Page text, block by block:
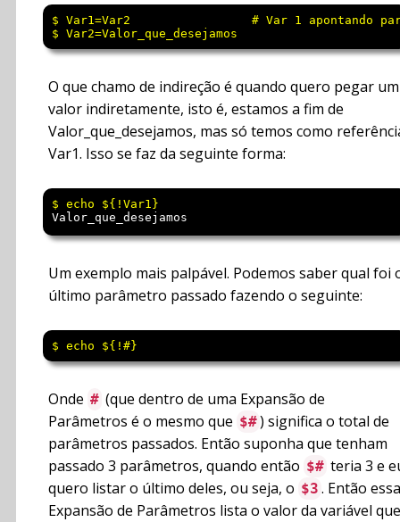
$ Var1=Var2                 # Var 1 apontando
O que chamo de indireção é quando quero pegar um
valor indiretamente, isto é, estamos a fim de
Valor_que_desejamos, mas só temos como
Var1. Isso se faz da seguinte forma:
Valor_que_desejamos
Um exemplo mais palpável. Podemos saber qual foi
último parâmetro passado fazendo o seguinte:
$ echo ${!#}
Onde # (que dentro de uma Expansão de
Parâmetros é o mesmo que $#) significa o total de
parâmetros passados. Então suponha que tenham
passado 3 parâmetros, quando então $# teria 3 e
quero listar o último deles, ou seja, o $3 . Então essa
Expansão de Parâmetros lista o valor da variável que